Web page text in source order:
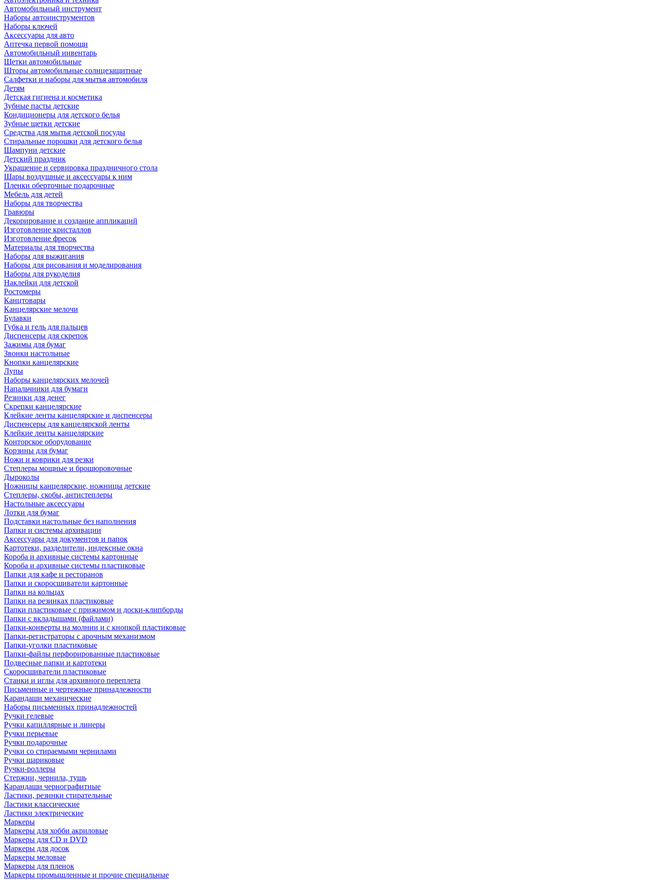
Автомобильный инструмент
Наборы автоинструментов
Наборы ключей
Аксессуары для авто
Аптечка первой помощи
Автомобильный инвентарь
Щетки автомобильные
Шторы автомобильные солнцезащитные
Салфетки и наборы для мытья автомобиля
Детям
Детская гигиена и косметика
Зубные пасты детские
Кондиционеры для детского белья
Зубные щетки детские
Средства для мытья детской посуды
Стиральные порошки для детского белья
Шампуни детские
Детский праздник
Украшение и сервировка праздничного стола
Шары воздушные и аксессуары к ним
Пленки оберточные подарочные
Мебель для детей
Наборы для творчества
Гравюры
Декорирование и создание аппликаций
Изготовление кристаллов
Изготовление фресок
Материалы для творчества
Наборы для выжигания
Наборы для рисования и моделирования
Наборы для рукоделия
Наклейки для детской
Ростомеры
Канцтовары
Канцелярские мелочи
Булавки
Губка и гель для пальцев
Диспенсеры для скрепок
Зажимы для бумаг
Звонки настольные
Кнопки канцелярские
Лупы
Наборы канцелярских мелочей
Напальчники для бумаги
Резинки для денег
Скрепки канцелярские
Клейкие ленты канцелярские и диспенсеры
Диспенсеры для канцелярской ленты
Клейкие ленты канцелярские
Конторское оборудование
Корзины для бумаг
Ножи и коврики для резки
Степлеры мощные и брошюровочные
Дыроколы
Ножницы канцелярские, ножницы детские
Степлеры, скобы, антистеплеры
Настольные аксессуары
Лотки для бумаг
Подставки настольные без наполнения
Папки и системы архивации
Аксессуары для документов и папок
Картотеки, разделители, индексные окна
Короба и архивные системы картонные
Короба и архивные системы пластиковые
Папки для кафе и ресторанов
Папки и скоросшиватели картонные
Папки на кольцах
Папки на резинках пластиковые
Папки пластиковые с прижимом и доски-клипборды
Папки с вкладышами (файлами)
Папки-конверты на молнии и с кнопкой пластиковые
Папки-регистраторы с арочным механизмом
Папки-уголки пластиковые
Папки-файлы перфорированные пластиковые
Подвесные папки и картотеки
Скоросшиватели пластиковые
Станки и иглы для архивного переплета
Письменные и чертежные принадлежности
Карандаши механические
Наборы письменных принадлежностей
Ручки гелевые
Ручки капиллярные и линеры
Ручки перьевые
Ручки подарочные
Ручки со стираемыми чернилами
Ручки шариковые
Ручки-роллеры
Стержни, чернила, тушь
Карандаши чернографитные
Ластики, резинки стирательные
Ластики классические
Ластики электрические
Маркеры
Маркеры для хобби акриловые
Маркеры для CD и DVD
Маркеры для досок
Маркеры меловые
Маркеры для пленок
Маркеры промышленные и прочие специальные